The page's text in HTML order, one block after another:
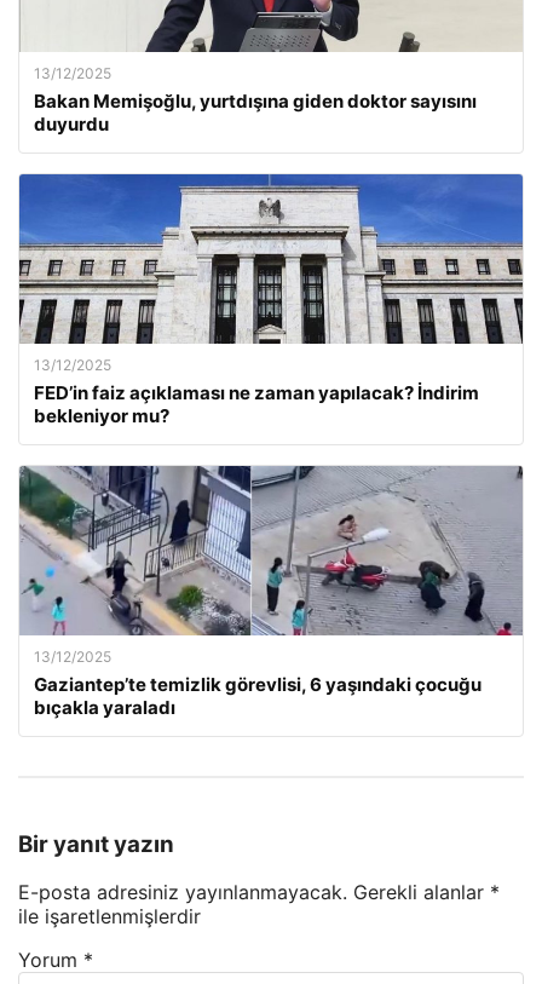
13/12/2025
Bakan Memişoğlu, yurtdışına giden doktor sayısını
duyurdu
13/12/2025
FED’in faiz açıklaması ne zaman yapılacak? İndirim
bekleniyor mu?
13/12/2025
Gaziantep’te temizlik görevlisi, 6 yaşındaki çocuğu
bıçakla yaraladı
Bir yanıt yazın
E-posta adresiniz yayınlanmayacak. Gerekli alanlar *
ile işaretlenmişlerdir
Yorum *